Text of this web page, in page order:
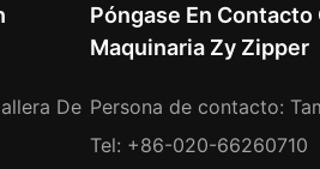
De
Póngase En Contacto
Maquinaria Zy Zipper
Persona de contacto:
Tel: +86-020-66260710